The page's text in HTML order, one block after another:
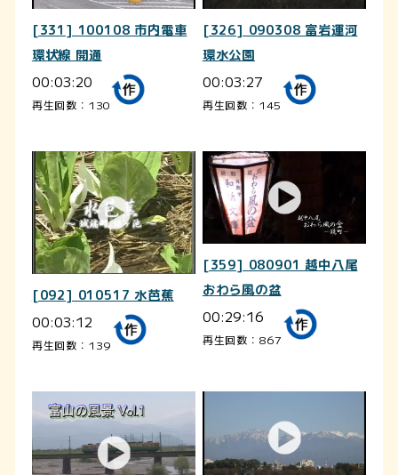
[331] 100108 市内電車
環状線 開通
00:03:20
再生回数：130
[326] 090308 富岩運河
環水公園
00:03:27
再生回数：145
[092] 010517 水芭蕉
00:03:12
再生回数：139
[359] 080901 越中八尾
おわら風の盆
00:29:16
再生回数：867